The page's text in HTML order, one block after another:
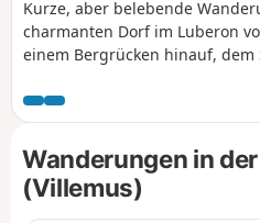
Kurze, aber belebende
charmanten Dorf im Luberon
einem Bergrücken hinauf, dem
und Ausblicke auf alle
von Forcalquier, die Täler der
Wanderungen in
(Villemus)